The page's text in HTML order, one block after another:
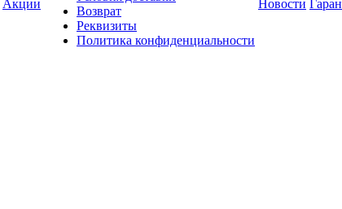
Акции
Возврат
Реквизиты
Политика конфиденциальности
Новости